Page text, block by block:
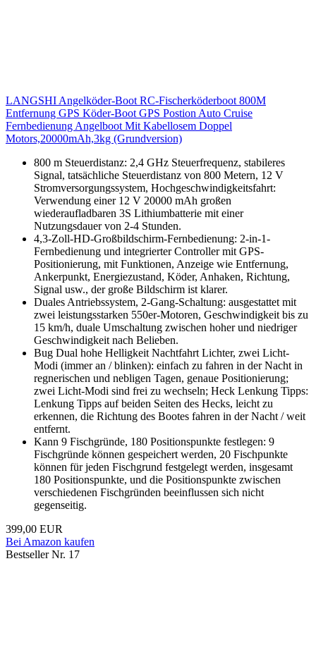
LANGSHI Angelköder-Boot RC-Fischerköderboot 800M
Entfernung GPS Köder-Boot GPS Postion Auto Cruise
Fernbedienung Angelboot Mit Kabellosem Doppel
Motors,20000mAh,3kg (Grundversion)
800 m Steuerdistanz: 2,4 GHz Steuerfrequenz, stabileres
Signal, tatsächliche Steuerdistanz von 800 Metern, 12 V
Stromversorgungssystem, Hochgeschwindigkeitsfahrt:
Verwendung einer 12 V 20000 mAh großen
wiederaufladbaren 3S Lithiumbatterie mit einer
Nutzungsdauer von 2-4 Stunden.
4,3-Zoll-HD-Großbildschirm-Fernbedienung: 2-in-1-
Fernbedienung und integrierter Controller mit GPS-
Positionierung, mit Funktionen, Anzeige wie Entfernung,
Ankerpunkt, Energiezustand, Köder, Anhaken, Richtung,
Signal usw., der große Bildschirm ist klarer.
Duales Antriebssystem, 2-Gang-Schaltung: ausgestattet mit
zwei leistungsstarken 550er-Motoren, Geschwindigkeit bis zu
15 km/h, duale Umschaltung zwischen hoher und niedriger
Geschwindigkeit nach Belieben.
Bug Dual hohe Helligkeit Nachtfahrt Lichter, zwei Licht-
Modi (immer an / blinken): einfach zu fahren in der Nacht in
regnerischen und nebligen Tagen, genaue Positionierung;
zwei Licht-Modi sind frei zu wechseln; Heck Lenkung Tipps:
Lenkung Tipps auf beiden Seiten des Hecks, leicht zu
erkennen, die Richtung des Bootes fahren in der Nacht / weit
entfernt.
Kann 9 Fischgründe, 180 Positionspunkte festlegen: 9
Fischgründe können gespeichert werden, 20 Fischpunkte
können für jeden Fischgrund festgelegt werden, insgesamt
180 Positionspunkte, und die Positionspunkte zwischen
verschiedenen Fischgründen beeinflussen sich nicht
gegenseitig.
399,00 EUR
Bei Amazon kaufen
Bestseller Nr. 17